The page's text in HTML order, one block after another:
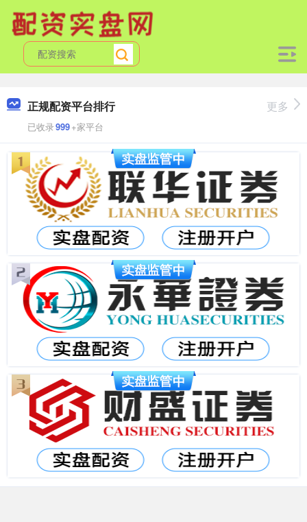
正规配资平台排行
已收录999+家平台
更多